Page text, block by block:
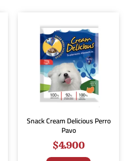
Snack Cream Delicious Perro
Pavo
$4.900